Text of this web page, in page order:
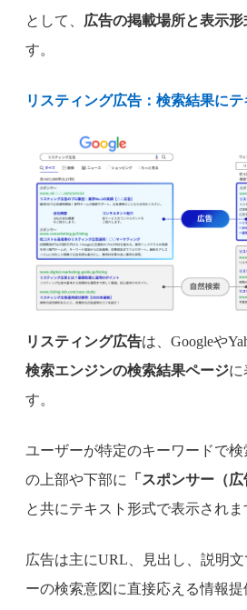
として、 広告の掲載場所と表示
す。
リスティング広告：検索結果に
リスティング広告は、Googleや
検索エンジンの検索結果ページに
す。
ユーザーが特定のキーワードで
の上部や下部に
「スポンサー（広
と共にテキスト形式で表示されま
広告は主にURL、見出し、説明
ーの検索意図に直接応える情報提